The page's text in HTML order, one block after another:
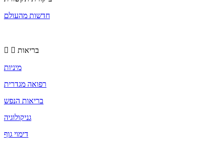
חדשות מהעולם
בריאות
מיניות
רפואה מגדרית
בריאות הנפש
גניקולוגיה
דימוי גוף